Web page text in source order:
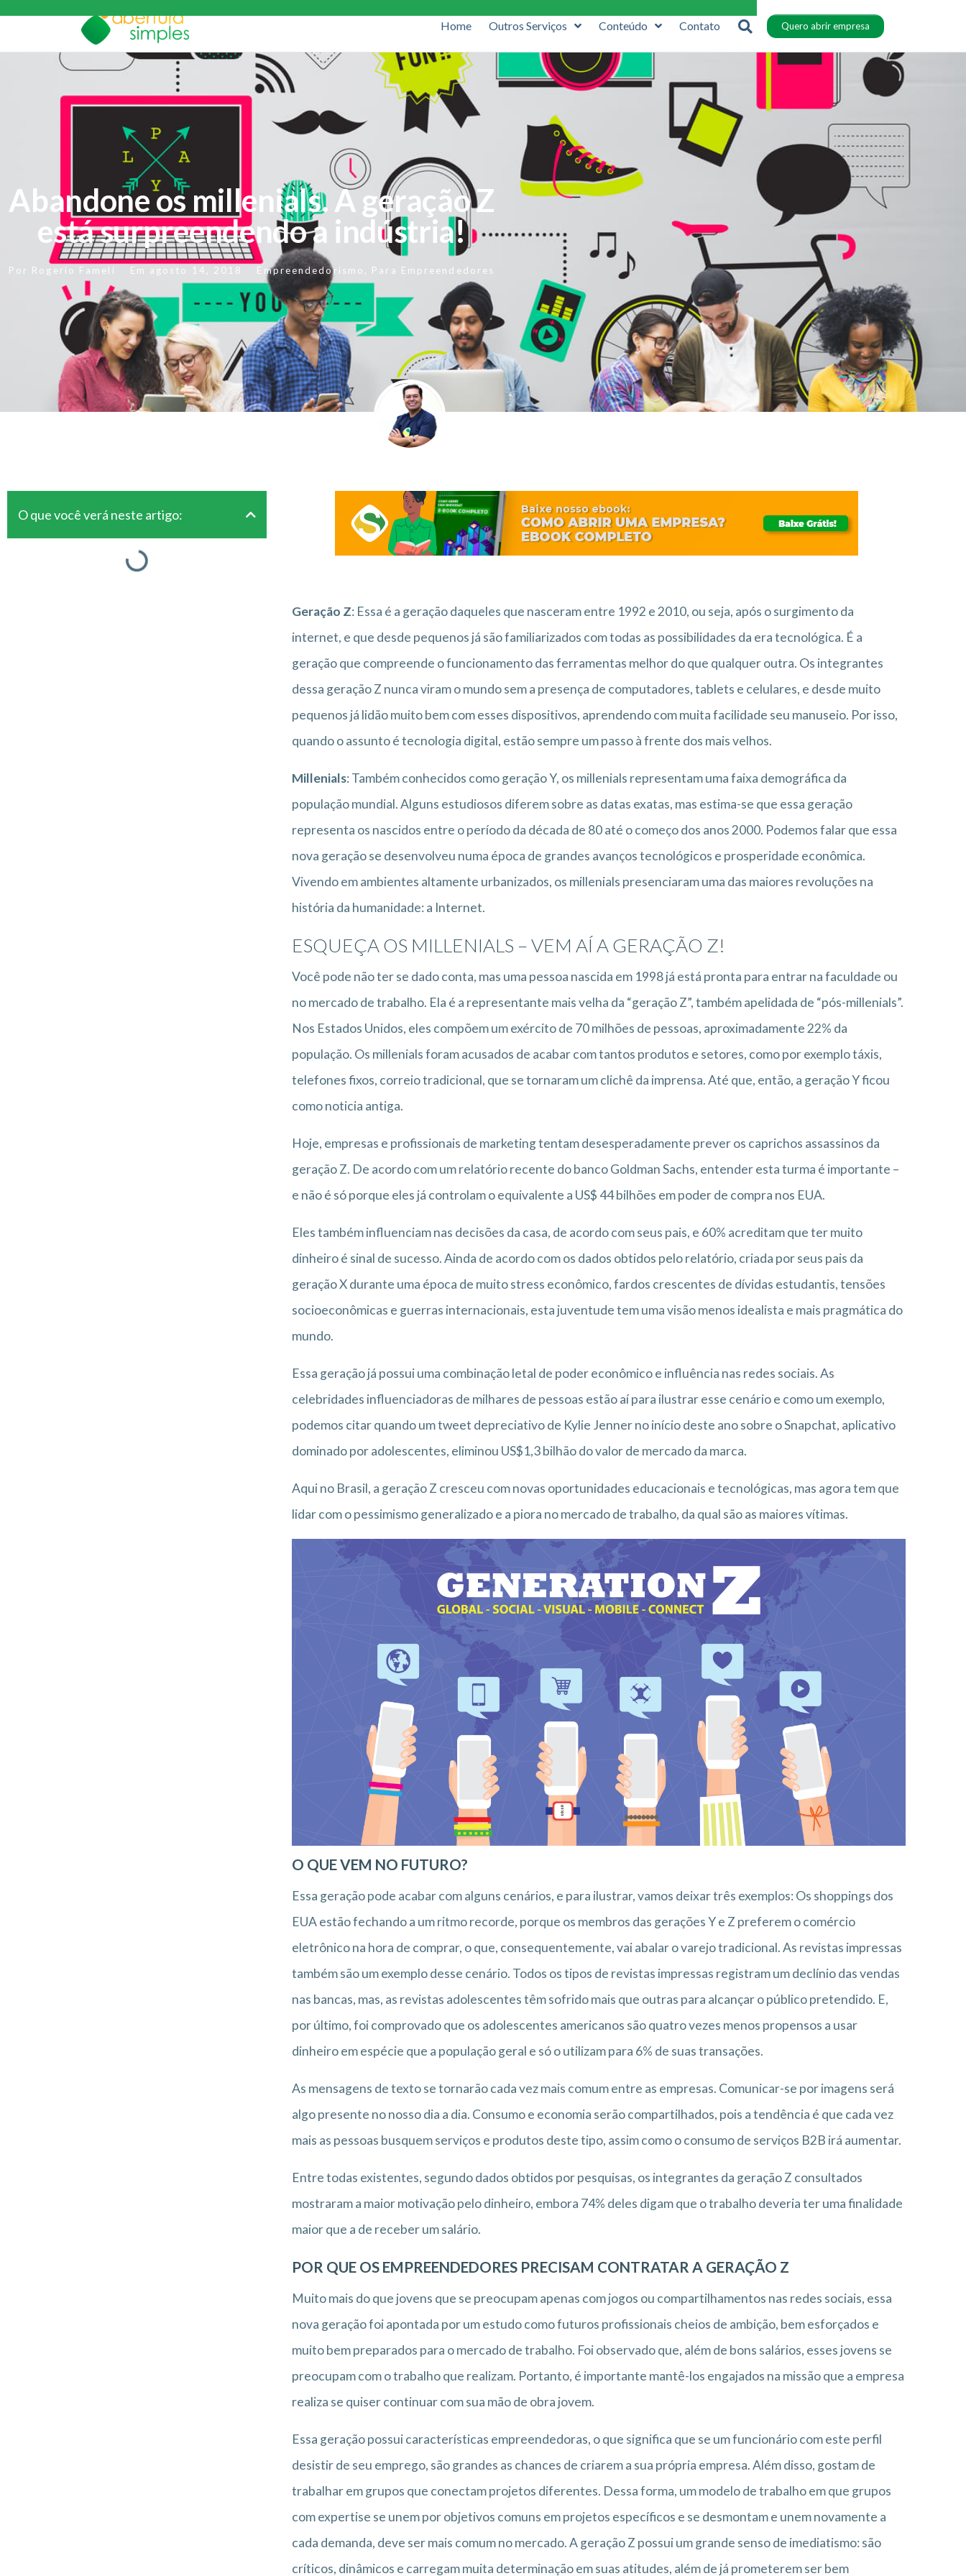
Home Outros Serviços Conteúdo Contato Quero abrir empresa
Abandone os millenials. A geração Z
está surpreendendo a indústria!
Por Rogerio Fameli Em agosto 14, 2018 Empreendedorismo Para Empreendedores
O que você verá neste artigo:
Geração Z: Essa é a geração daqueles que nasceram entre 1992 e 2010, ou seja, após o surgimento da
internet, e que desde pequenos já são familiarizados com todas as possibilidades da era tecnológica. É a
geração que compreende o funcionamento das ferramentas melhor do que qualquer outra. Os integrantes
dessa geração Z nunca viram o mundo sem a presença de computadores, tablets e celulares, e desde muito
pequenos já lidão muito bem com esses dispositivos, aprendendo com muita facilidade seu manuseio. Por isso,
quando o assunto é tecnologia digital, estão sempre um passo à frente dos mais velhos.
Millenials: Também conhecidos como geração Y, os millenials representam uma faixa demográfica da
população mundial. Alguns estudiosos diferem sobre as datas exatas, mas estima-se que essa geração
representa os nascidos entre o período da década de 80 até o começo dos anos 2000. Podemos falar que essa
nova geração se desenvolveu numa época de grandes avanços tecnológicos e prosperidade econômica.
Vivendo em ambientes altamente urbanizados, os millenials presenciaram uma das maiores revoluções na
história da humanidade: a Internet.
ESQUEÇA OS MILLENIALS – VEM AÍ A GERAÇÃO Z!
Você pode não ter se dado conta, mas uma pessoa nascida em 1998 já está pronta para entrar na faculdade ou
no mercado de trabalho. Ela é a representante mais velha da “geração Z”, também apelidada de “pós-millenials”.
Nos Estados Unidos, eles compõem um exército de 70 milhões de pessoas, aproximadamente 22% da
população. Os millenials foram acusados de acabar com tantos produtos e setores, como por exemplo táxis,
telefones fixos, correio tradicional, que se tornaram um clichê da imprensa. Até que, então, a geração Y ficou
como noticia antiga.
Hoje, empresas e profissionais de marketing tentam desesperadamente prever os caprichos assassinos da
geração Z. De acordo com um relatório recente do banco Goldman Sachs, entender esta turma é importante –
e não é só porque eles já controlam o equivalente a US$ 44 bilhões em poder de compra nos EUA.
Eles também influenciam nas decisões da casa, de acordo com seus pais, e 60% acreditam que ter muito
dinheiro é sinal de sucesso. Ainda de acordo com os dados obtidos pelo relatório, criada por seus pais da
geração X durante uma época de muito stress econômico, fardos crescentes de dívidas estudantis, tensões
socioeconômicas e guerras internacionais, esta juventude tem uma visão menos idealista e mais pragmática do
mundo.
Essa geração já possui uma combinação letal de poder econômico e influência nas redes sociais. As
celebridades influenciadoras de milhares de pessoas estão aí para ilustrar esse cenário e como um exemplo,
podemos citar quando um tweet depreciativo de Kylie Jenner no início deste ano sobre o Snapchat, aplicativo
dominado por adolescentes, eliminou US$1,3 bilhão do valor de mercado da marca.
Aqui no Brasil, a geração Z cresceu com novas oportunidades educacionais e tecnológicas, mas agora tem que
lidar com o pessimismo generalizado e a piora no mercado de trabalho, da qual são as maiores vítimas.
O QUE VEM NO FUTURO?
Essa geração pode acabar com alguns cenários, e para ilustrar, vamos deixar três exemplos: Os shoppings dos
EUA estão fechando a um ritmo recorde, porque os membros das gerações Y e Z preferem o comércio
eletrônico na hora de comprar, o que, consequentemente, vai abalar o varejo tradicional. As revistas impressas
também são um exemplo desse cenário. Todos os tipos de revistas impressas registram um declínio das vendas
nas bancas, mas, as revistas adolescentes têm sofrido mais que outras para alcançar o público pretendido. E,
por último, foi comprovado que os adolescentes americanos são quatro vezes menos propensos a usar
dinheiro em espécie que a população geral e só o utilizam para 6% de suas transações.
As mensagens de texto se tornarão cada vez mais comum entre as empresas. Comunicar-se por imagens será
algo presente no nosso dia a dia. Consumo e economia serão compartilhados, pois a tendência é que cada vez
mais as pessoas busquem serviços e produtos deste tipo, assim como o consumo de serviços B2B irá aumentar.
Entre todas existentes, segundo dados obtidos por pesquisas, os integrantes da geração Z consultados
mostraram a maior motivação pelo dinheiro, embora 74% deles digam que o trabalho deveria ter uma finalidade
maior que a de receber um salário.
POR QUE OS EMPREENDEDORES PRECISAM CONTRATAR A GERAÇÃO Z
Muito mais do que jovens que se preocupam apenas com jogos ou compartilhamentos nas redes sociais, essa
nova geração foi apontada por um estudo como futuros profissionais cheios de ambição, bem esforçados e
muito bem preparados para o mercado de trabalho. Foi observado que, além de bons salários, esses jovens se
preocupam com o trabalho que realizam. Portanto, é importante mantê-los engajados na missão que a empresa
realiza se quiser continuar com sua mão de obra jovem.
Essa geração possui características empreendedoras, o que significa que se um funcionário com este perfil
desistir de seu emprego, são grandes as chances de criarem a sua própria empresa. Além disso, gostam de
trabalhar em grupos que conectam projetos diferentes. Dessa forma, um modelo de trabalho em que grupos
com expertise se unem por objetivos comuns em projetos específicos e se desmontam e unem novamente a
cada demanda, deve ser mais comum no mercado. A geração Z possui um grande senso de imediatismo: são
críticos, dinâmicos e carregam muita determinação em suas atitudes, além de já prometerem ser bem